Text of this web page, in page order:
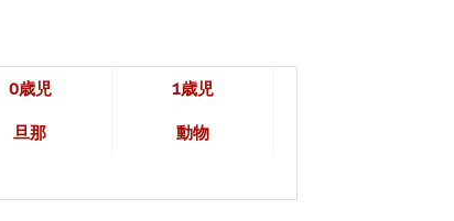
0歳児 1歳児
旦那 動物